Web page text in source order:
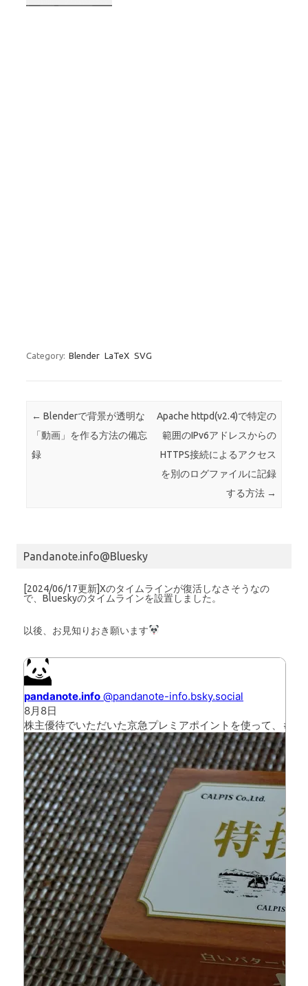
Category: Blender LaTeX SVG
Post navigation
← Blenderで背景が透明な
「動画」を作る方法の備忘
録
Apache httpd(v2.4)で特定の
範囲のIPv6アドレスからの
HTTPS接続によるアクセス
を別のログファイルに記録
する方法 →
Pandanote.info@Bluesky
[2024/06/17更新]Xのタイムラインが復活しなさそうなの
で、Blueskyのタイムラインを設置しました。
以後、お見知りおき願います